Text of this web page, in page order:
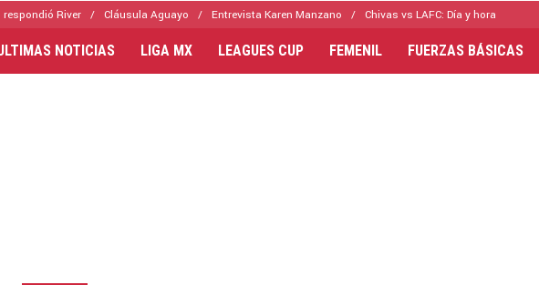
River Cláusula Aguayo Entrevista Karen Manzano Chivas vs LAFC: Día y hora
NOTICIAS LIGA MX LEAGUES CUP FEMENIL FUERZAS BÁSICAS